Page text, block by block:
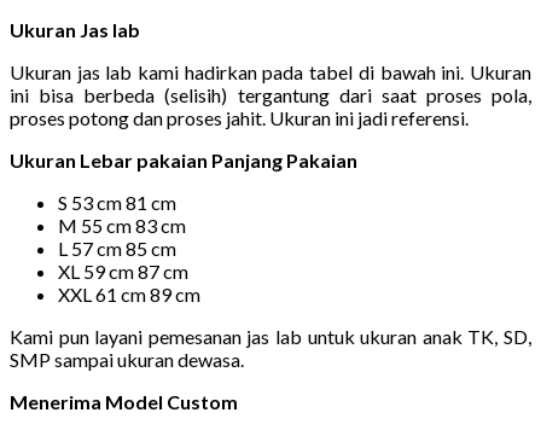
Ukuran Jas lab
Ukuran jas lab kami hadirkan pada tabel di bawah ini. Ukuran
ini bisa berbeda (selisih) tergantung dari saat proses pola,
proses potong dan proses jahit. Ukuran ini jadi referensi.
Ukuran Lebar pakaian Panjang Pakaian
S 53 cm 81 cm
M 55 cm 83 cm
L 57 cm 85 cm
XL 59 cm 87 cm
XXL 61 cm 89 cm
Kami pun layani pemesanan jas lab untuk ukuran anak TK, SD,
SMP sampai ukuran dewasa.
Menerima Model Custom